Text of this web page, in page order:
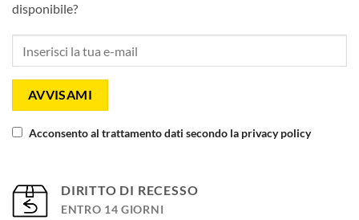
disponibile?
AVVISAMI
Acconsento al trattamento dati secondo la privacy policy
DIRITTO DI RECESSO
ENTRO 14 GIORNI